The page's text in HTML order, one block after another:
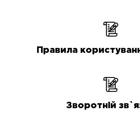
Правила
Зворотній